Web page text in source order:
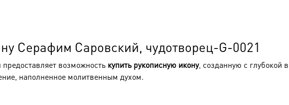
Серафим Саровский, чудотворец-G-0021
возможность купить рукописную икону, созданную с глубокой
наполненное молитвенным духом.